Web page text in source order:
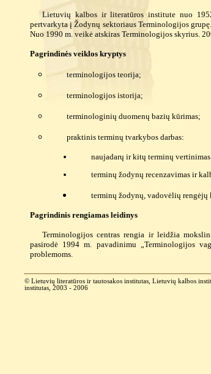
Lietuvių kalbos ir literatūros institute nuo
pertvarkyta į Žodynų sektoriaus Terminologijos
Nuo 1990 m. veikė atskiras Terminologijos skyrius.
Pagrindinės veiklos kryptys
terminologijos teorija;
terminologijos istorija;
terminologinių duomenų bazių kūrimas;
praktinis terminų tvarkybos darbas:
naujadarų ir kitų terminų
terminų žodynų recenzavimas ir
terminų žodynų, vadovėlių rengėjų
Pagrindinis rengiamas leidinys
Terminologijos centras rengia ir leidžia
pasirodė 1994 m. pavadinimu „Terminologijos
problemoms.
© Lietuvių literatūros ir tautosakos institutas, Lietuvių kalbos
institutas, 2003 - 2006